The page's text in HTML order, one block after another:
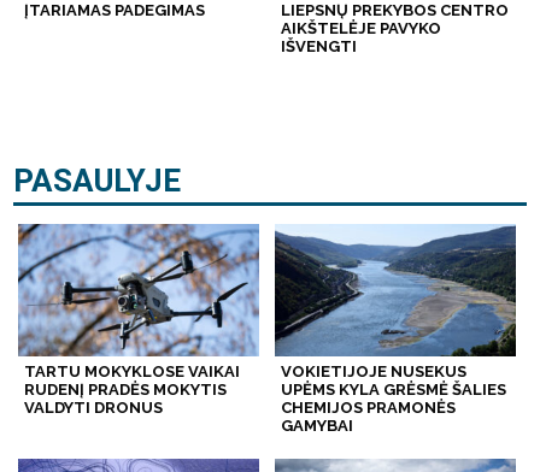
ĮTARIAMAS PADEGIMAS
LIEPSNŲ PREKYBOS CENTRO
AIKŠTELĖJE PAVYKO
IŠVENGTI
PASAULYJE
TARTU MOKYKLOSE VAIKAI
RUDENĮ PRADĖS MOKYTIS
VALDYTI DRONUS
VOKIETIJOJE NUSEKUS
UPĖMS KYLA GRĖSMĖ ŠALIES
CHEMIJOS PRAMONĖS
GAMYBAI